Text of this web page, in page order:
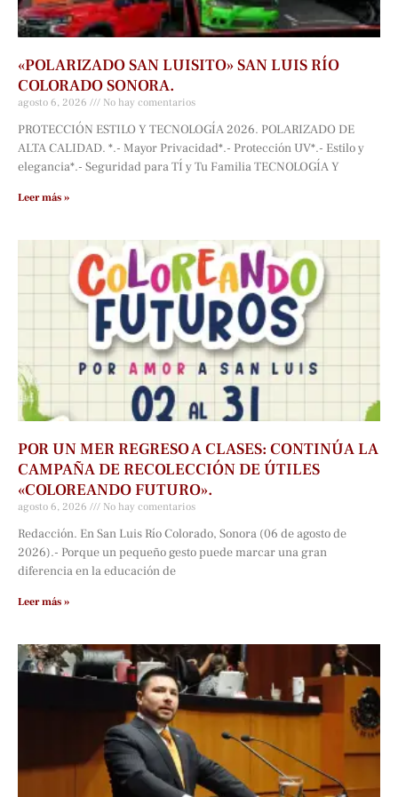
«POLARIZADO SAN LUISITO» SAN LUIS RÍO
COLORADO SONORA.
agosto 6, 2026 No hay comentarios
PROTECCIÓN ESTILO Y TECNOLOGÍA 2026. POLARIZADO DE
ALTA CALIDAD. *.- Mayor Privacidad*.- Protección UV*.- Estilo y
elegancia*.- Seguridad para TÍ y Tu Familia TECNOLOGÍA Y
Leer más »
POR UN MER REGRESO A CLASES: CONTINÚA LA
CAMPAÑA DE RECOLECCIÓN DE ÚTILES
«COLOREANDO FUTURO».
agosto 6, 2026 No hay comentarios
Redacción. En San Luis Río Colorado, Sonora (06 de agosto de
2026).- Porque un pequeño gesto puede marcar una gran
diferencia en la educación de
Leer más »